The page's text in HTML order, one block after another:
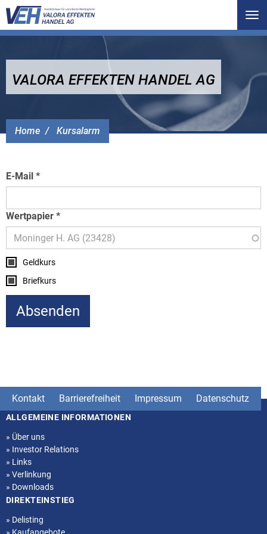
Home Kursalarm
VALORA EFFEKTEN HANDEL AG
E-Mail
Wertpapier
Geldkurs
Briefkurs
Kontakt Barrierefreiheit Impressum Datenschutz
Seitenstruktur
ALLGEMEINE INFORMATIONEN
» Über uns
» Investor Relations
» Links
» Verlinkung
» Downloads
DIREKTEINSTIEG
» Delisting